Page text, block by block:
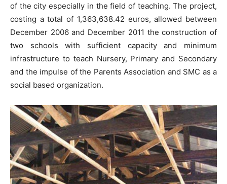
of the city especially in the field of teaching. The project,
costing a total of 1,363,638.42 euros, allowed between
December 2006 and December 2011 the construction of
two schools with sufficient capacity and minimum
infrastructure to teach Nursery, Primary and Secondary
and the impulse of the Parents Association and SMC as a
social based organization.